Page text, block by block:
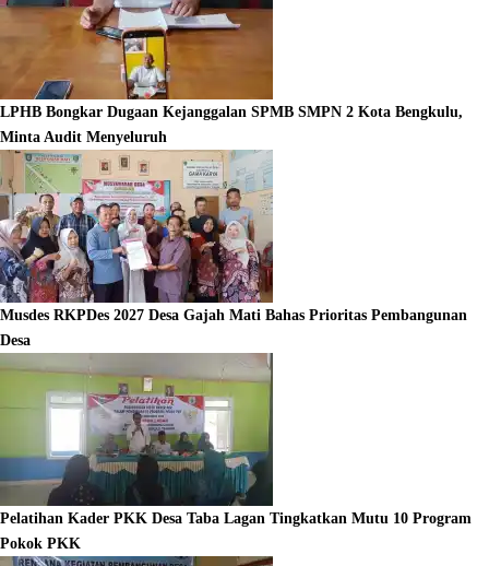
LPHB Bongkar Dugaan Kejanggalan SPMB SMPN 2 Kota Bengkulu,
Minta Audit Menyeluruh
Musdes RKPDes 2027 Desa Gajah Mati Bahas Prioritas Pembangunan
Desa
Pelatihan Kader PKK Desa Taba Lagan Tingkatkan Mutu 10 Program
Pokok PKK